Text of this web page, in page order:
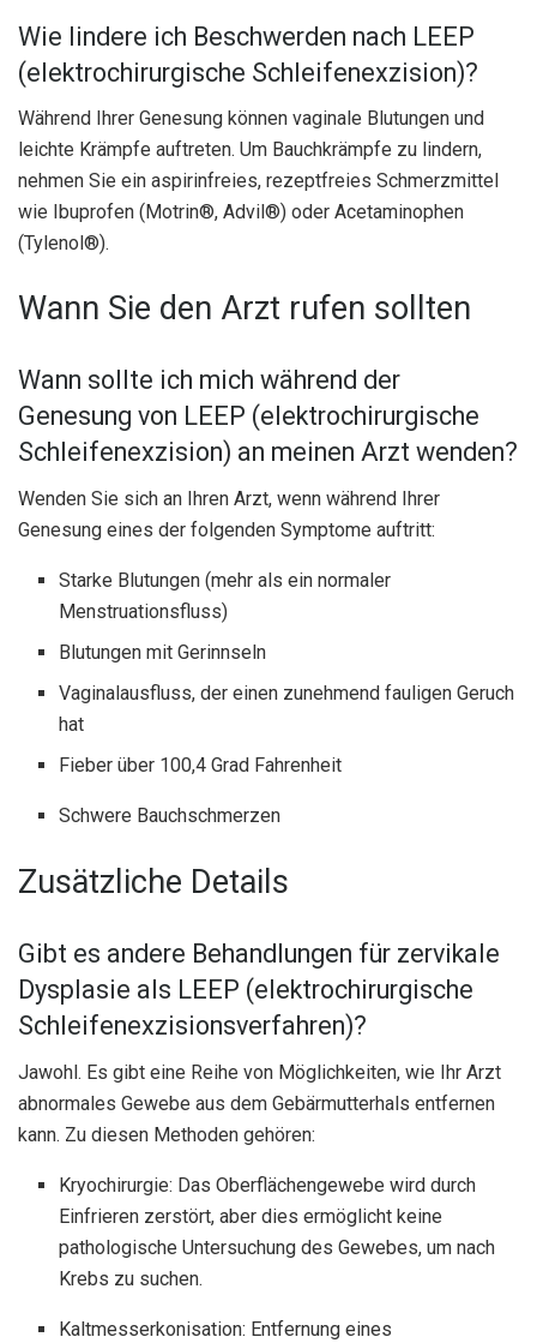
Wie lindere ich Beschwerden nach LEEP
(elektrochirurgische Schleifenexzision)?
Während Ihrer Genesung können vaginale Blutungen und
leichte Krämpfe auftreten. Um Bauchkrämpfe zu lindern,
nehmen Sie ein aspirinfreies, rezeptfreies Schmerzmittel
wie Ibuprofen (Motrin®, Advil®) oder Acetaminophen
(Tylenol®).
Wann Sie den Arzt rufen sollten
Wann sollte ich mich während der
Genesung von LEEP (elektrochirurgische
Schleifenexzision) an meinen Arzt wenden?
Wenden Sie sich an Ihren Arzt, wenn während Ihrer
Genesung eines der folgenden Symptome auftritt:
Starke Blutungen (mehr als ein normaler
Menstruationsfluss)
Blutungen mit Gerinnseln
Vaginalausfluss, der einen zunehmend fauligen Geruch
hat
Fieber über 100,4 Grad Fahrenheit
Schwere Bauchschmerzen
Zusätzliche Details
Gibt es andere Behandlungen für zervikale
Dysplasie als LEEP (elektrochirurgische
Schleifenexzisionsverfahren)?
Jawohl. Es gibt eine Reihe von Möglichkeiten, wie Ihr Arzt
abnormales Gewebe aus dem Gebärmutterhals entfernen
kann. Zu diesen Methoden gehören:
Kryochirurgie: Das Oberflächengewebe wird durch
Einfrieren zerstört, aber dies ermöglicht keine
pathologische Untersuchung des Gewebes, um nach
Krebs zu suchen.
Kaltmesserkonisation: Entfernung eines